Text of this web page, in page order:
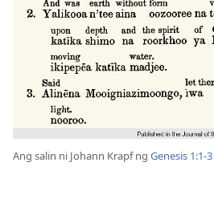
Ang salin ni Johann Krapf ng Genesis 1:1-3